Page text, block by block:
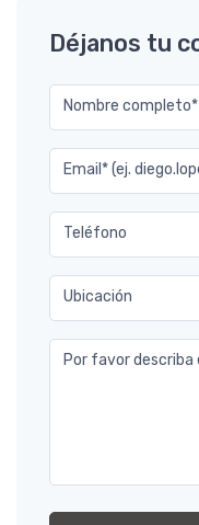
Déjanos tu
Nombre completo*
Email* (ej.
Teléfono
Ubicación
Por favor describa